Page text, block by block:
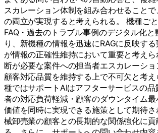
スカレーション体制を組み合わせること
の両立が実現すると考えられる。 機種ご
FAQ・過去のトラブル事例のデジタル化と
り、新機種の情報を迅速にRAGに反映す
が情報の正確性維持において重要と考え
断が必要な案件への担当者エスカレーシ
顧客対応品質を維持する上で不可欠と考
種ではサポートAIはアフターサービスの品
者の対応負荷軽減・顧客のダウンタイム
価値を同時に実現できる施策として期待
械卸売業の顧客との長期的な関係強化に